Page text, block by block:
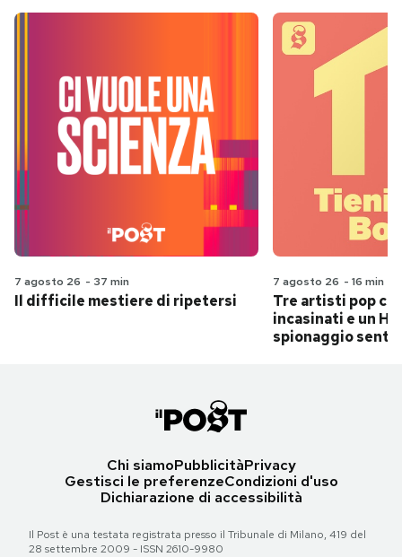
7 agosto 26 - 37 min
Il difficile mestiere di ripetersi
7 agosto 26 - 16 min
Tre artisti pop
incasinati e un
spionaggio
Chi siamoPubblicitàPrivacy
Gestisci le preferenzeCondizioni d'uso
Dichiarazione di accessibilità
Il Post è una testata registrata presso il Tribunale di Milano, 419 del
28 settembre 2009 - ISSN 2610-9980